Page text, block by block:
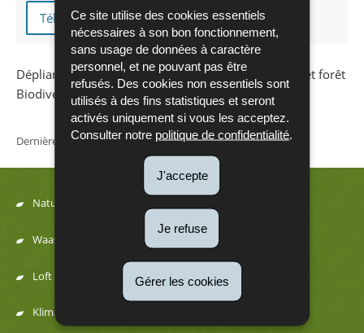
Ce site utilise des cookies essentiels
nécessaires à son bon fonctionnement,
sans usage de données à caractère
personnel, et ne pouvant pas être
refusés. Des cookies non essentiels sont
utilisés à des fins statistiques et seront
activés uniquement si vous les acceptez.
Consulter notre politique de confidentialité.
J'accepte
Je refuse
Gérer les cookies
Télécharger
Dépliant de présentation du centre d'accueil nature et forêt
Biodiversum, situé à Remerschen
Dernière mise à jour16/10/2019
Menu
de
navigation
Natur
Waasser
Loft a Kaméidi
Klima an Energie